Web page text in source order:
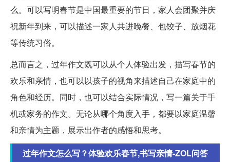
么。可以写明春节是中国最重要的节日，家人会团聚并庆
祝新年到来，可以描述一家人共进晚餐、包饺子、放烟花
等传统习俗。
总而言之，过年作文既可以从个人体验出发，描写春节的
欢乐和亲情，也可以以孩子的视角来描述自己在家庭中的
角色和经历。同时，也可以结合实际情况，写一篇关于手
机或家务的作文。无论从哪个角度入手，都要以家庭温馨
和亲情为主题，展示出作者的感悟和思考。
过年作文怎么写？体验欢乐春节,书写亲情-ZOL问答